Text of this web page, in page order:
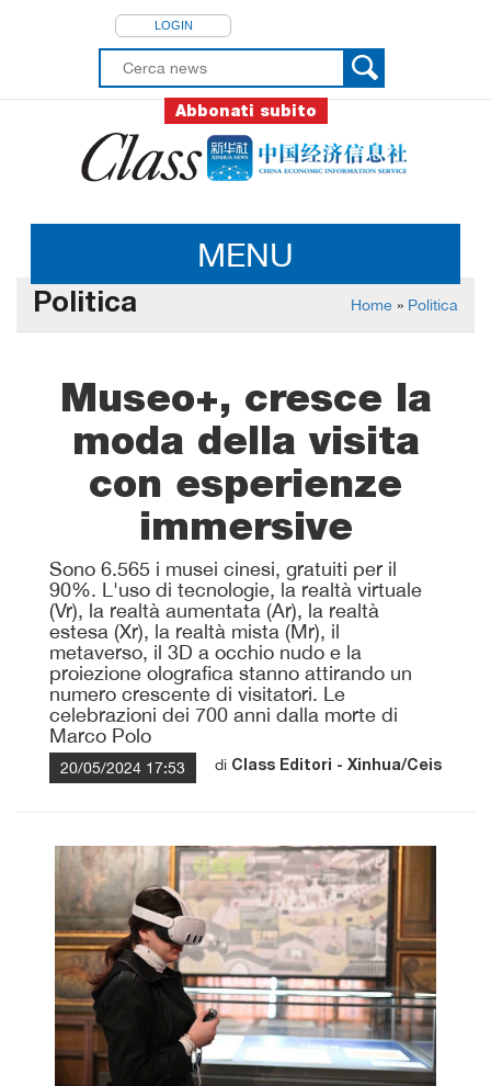
LOGIN
Abbonati subito
MENU
Politica Home » Politica
Museo+, cresce la
moda della visita
con esperienze
immersive
Sono 6.565 i musei cinesi, gratuiti per il
90%. L'uso di tecnologie, la realtà virtuale
(Vr), la realtà aumentata (Ar), la realtà
estesa (Xr), la realtà mista (Mr), il
metaverso, il 3D a occhio nudo e la
proiezione olografica stanno attirando un
numero crescente di visitatori. Le
celebrazioni dei 700 anni dalla morte di
Marco Polo
20/05/2024 17:53 di Class Editori - Xinhua/Ceis